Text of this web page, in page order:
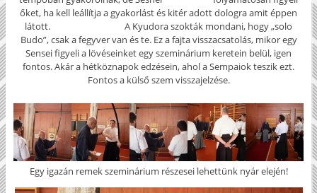
őket, ha kell leállítja a gyakorlást és kitér adott dologra amit éppen
látott. A Kyudora szokták mondani, hogy „solo
Budo”, csak a fegyver van és te. Ez a fajta visszacsatolás, mikor egy
Sensei figyeli a lövéseinket egy szeminárium keretein belül, igen
fontos. Akár a hétköznapok edzésein, ahol a Sempaiok teszik ezt.
Fontos a külső szem visszajelzése.
Egy igazán remek szeminárium részesei lehettünk nyár elején!